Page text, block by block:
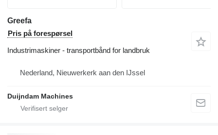
Greefa
Pris på forespørsel
Industrimaskiner - transportbånd for landbruk
Nederland, Nieuwerkerk aan den IJssel
Duijndam Machines